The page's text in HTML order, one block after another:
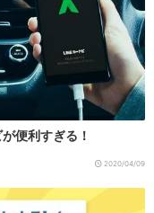
便利すぎる！
2020/04/09